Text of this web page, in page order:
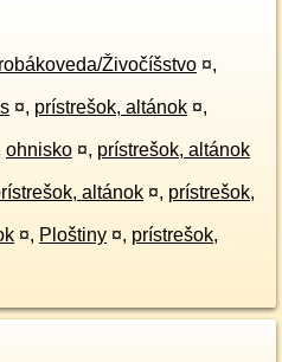
Živočíšstvo ¤,
¤, prístrešok, altánok ¤,
ohnisko ¤, prístrešok, altánok
altánok ¤, prístrešok,
¤, Ploštiny ¤, prístrešok,